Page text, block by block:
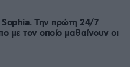
Sophia. Την πρώτη 24/7
με τον οποίο μαθαίνουν οι